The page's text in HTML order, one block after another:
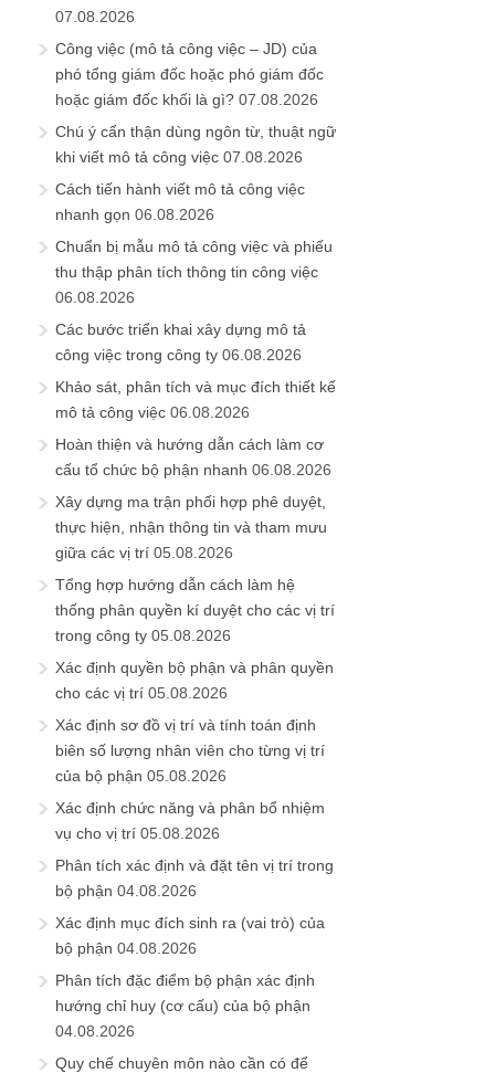
07.08.2026
Công việc (mô tả công việc – JD) của
phó tổng giám đốc hoặc phó giám đốc
hoặc giám đốc khối là gì? 07.08.2026
Chú ý cẩn thận dùng ngôn từ, thuật ngữ
khi viết mô tả công việc 07.08.2026
Cách tiến hành viết mô tả công việc
nhanh gọn 06.08.2026
Chuẩn bị mẫu mô tả công việc và phiếu
thu thập phân tích thông tin công việc
06.08.2026
Các bước triển khai xây dựng mô tả
công việc trong công ty 06.08.2026
Khảo sát, phân tích và mục đích thiết kế
mô tả công việc 06.08.2026
Hoàn thiện và hướng dẫn cách làm cơ
cấu tổ chức bộ phận nhanh 06.08.2026
Xây dựng ma trận phối hợp phê duyệt,
thực hiện, nhận thông tin và tham mưu
giữa các vị trí 05.08.2026
Tổng hợp hướng dẫn cách làm hệ
thống phân quyền kí duyệt cho các vị trí
trong công ty 05.08.2026
Xác định quyền bộ phận và phân quyền
cho các vị trí 05.08.2026
Xác định sơ đồ vị trí và tính toán định
biên số lượng nhân viên cho từng vị trí
của bộ phận 05.08.2026
Xác định chức năng và phân bổ nhiệm
vụ cho vị trí 05.08.2026
Phân tích xác định và đặt tên vị trí trong
bộ phận 04.08.2026
Xác định mục đích sinh ra (vai trò) của
bộ phận 04.08.2026
Phân tích đặc điểm bộ phận xác định
hướng chỉ huy (cơ cấu) của bộ phận
04.08.2026
Quy chế chuyên môn nào cần có để